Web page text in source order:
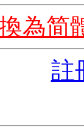
為简
註